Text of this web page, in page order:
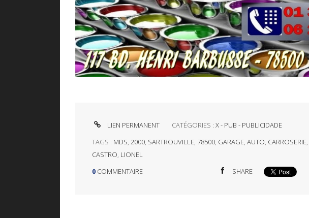
LIEN PERMANENT CATÉGORIES :X - PUB - PUBLICIDADE
TAGS : MDS, 2000, SARTROUVILLE, 78500, GARAGE, AUTO, CARROSERIE,
CASTRO, LIONEL
0 COMMENTAIRE SHARE